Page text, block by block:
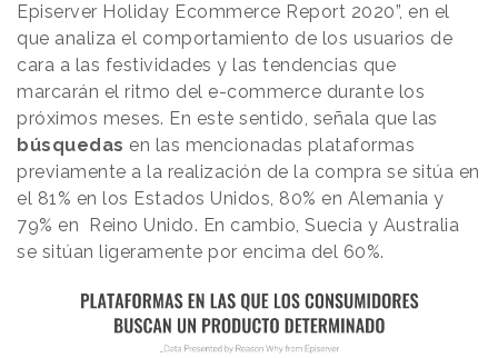
Episerver Holiday Ecommerce Report 2020”, en el
que analiza el comportamiento de los usuarios de
cara a las festividades y las tendencias que
marcarán el ritmo del e-commerce durante los
próximos meses. En este sentido, señala que las
búsquedas en las mencionadas plataformas
previamente a la realización de la compra se sitúa en
el 81% en los Estados Unidos, 80% en Alemania y
79% en Reino Unido. En cambio, Suecia y Australia
se sitúan ligeramente por encima del 60%.